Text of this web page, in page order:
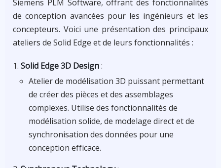
Siemens PLM Software, offrant des fonctionnalités
de conception avancées pour les ingénieurs et les
concepteurs. Voici une présentation des principaux
ateliers de Solid Edge et de leurs fonctionnalités :
Solid Edge 3D Design:
Atelier de modélisation 3D puissant permettant
de créer des pièces et des assemblages
complexes. Utilise des fonctionnalités de
modélisation solide, de modelage direct et de
synchronisation des données pour une
conception efficace.